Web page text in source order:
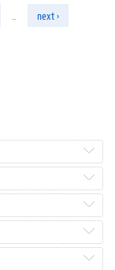
next ›